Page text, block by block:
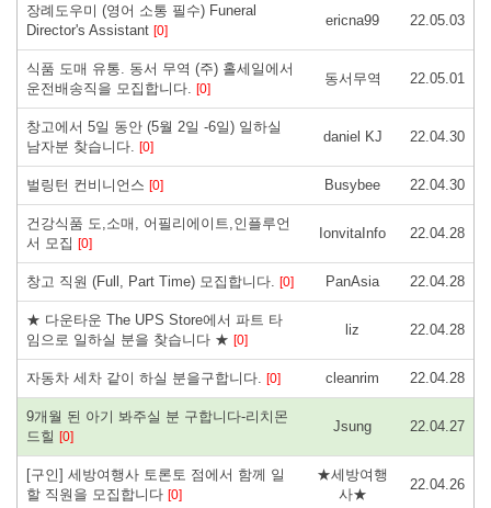
장례도우미 (영어 소통 필수) Funeral
Director's Assistant [0]
ericna99 22.05.03
식품 도매 유통. 동서 무역 (주) 홀세일에서
운전배송직을 모집합니다. [0]
동서무역 22.05.01
창고에서 5일 동안 (5월 2일 -6일) 일하실
남자분 찾습니다. [0]
daniel KJ 22.04.30
벌링턴 컨비니언스 [0] Busybee 22.04.30
건강식품 도,소매, 어필리에이트,인플루언
서 모집 [0]
IonvitaInfo 22.04.28
창고 직원 (Full, Part Time) 모집합니다. [0] PanAsia 22.04.28
★ 다운타운 The UPS Store에서 파트 타
임으로 일하실 분을 찾습니다 ★ [0]
liz 22.04.28
자동차 세차 같이 하실 분을구합니다. [0] cleanrim 22.04.28
9개월 된 아기 봐주실 분 구합니다-리치몬
드힐 [0]
Jsung 22.04.27
[구인] 세방여행사 토론토 점에서 함께 일
할 직원을 모집합니다 [0]
★세방여행
사★
22.04.26